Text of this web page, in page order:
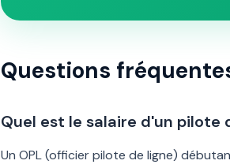
Questions
Quel est le salaire d'un pilote
Un OPL (officier pilote de ligne)